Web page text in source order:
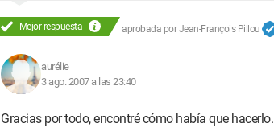
Mejor respuesta aprobada porJean-François Pillou
aurélie
3 ago. 2007 a las 23:40
Gracias por todo, encontré cómo había que hacerlo.